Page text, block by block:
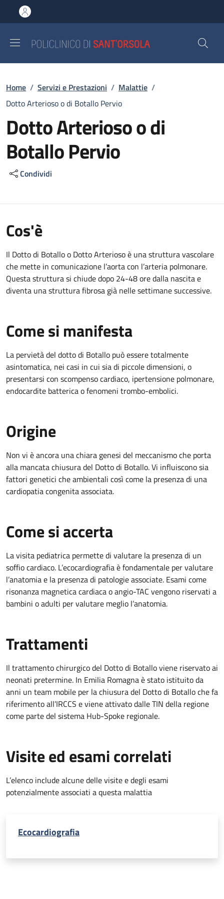
al contenuto principale
to footer content
Briciole di pane
Home / Servizi e Prestazioni / Malattie /
Dotto Arterioso o di Botallo Pervio
Dotto Arterioso o di
Botallo Pervio
Condividi
Cos'è
Il Dotto di Botallo o Dotto Arterioso è una struttura vascolare
che mette in comunicazione l’aorta con l’arteria polmonare.
Questa struttura si chiude dopo 24-48 ore dalla nascita e
diventa una struttura fibrosa già nelle settimane successive.
Come si manifesta
La pervietà del dotto di Botallo può essere totalmente
asintomatica, nei casi in cui sia di piccole dimensioni, o
presentarsi con scompenso cardiaco, ipertensione polmonare,
endocardite batterica o fenomeni trombo-embolici.
Origine
Non vi è ancora una chiara genesi del meccanismo che porta
alla mancata chiusura del Dotto di Botallo. Vi influiscono sia
fattori genetici che ambientali così come la presenza di una
cardiopatia congenita associata.
Come si accerta
La visita pediatrica permette di valutare la presenza di un
soffio cardiaco. L’ecocardiografia è fondamentale per valutare
l’anatomia e la presenza di patologie associate. Esami come
risonanza magnetica cardiaca o angio-TAC vengono riservati a
bambini o adulti per valutare meglio l’anatomia.
Trattamenti
Il trattamento chirurgico del Dotto di Botallo viene riservato ai
neonati pretermine. In Emilia Romagna è stato istituito da
anni un team mobile per la chiusura del Dotto di Botallo che fa
riferimento all’IRCCS e viene attivato dalle TIN della regione
come parte del sistema Hub-Spoke regionale.
Visite ed esami correlati
L’elenco include alcune delle visite e degli esami
potenzialmente associati a questa malattia
Ecocardiografia